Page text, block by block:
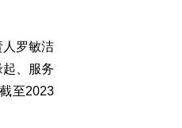
罗敏洁
、服务
至2023